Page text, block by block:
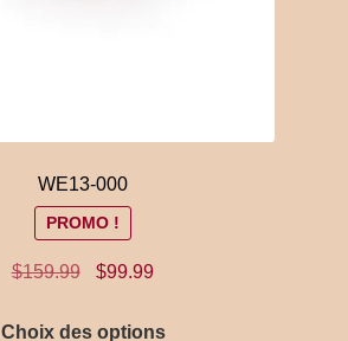
WE13-000
PROMO !
$159.99
Le
initial
$99.99Le
actuel
Choix des options